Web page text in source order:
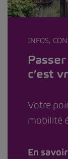
INFOS,
c’est
Votre
mobilité
En